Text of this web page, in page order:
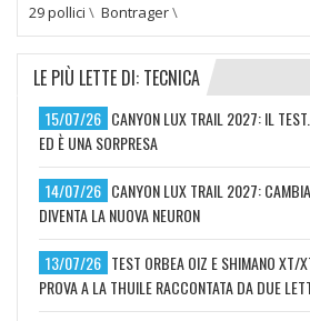
29 pollici \ Bontrager\
LE PIÙ LETTE DI: TECNICA
15/07/26 CANYON LUX TRAIL 2027: IL
ED È UNA SORPRESA
14/07/26 CANYON LUX TRAIL 2027:
DIVENTA LA NUOVA NEURON
13/07/26 TEST ORBEA OIZ E SHIMANO XT/
PROVA A LA THUILE RACCONTATA DA DUE